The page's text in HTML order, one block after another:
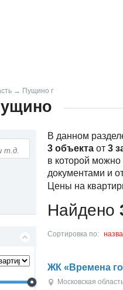
→ Пущино г
В данном
3 объекта от 3
в которой
документами и
Цены на
Найдено
Сортировка по:
ЖК «Времена
Московская